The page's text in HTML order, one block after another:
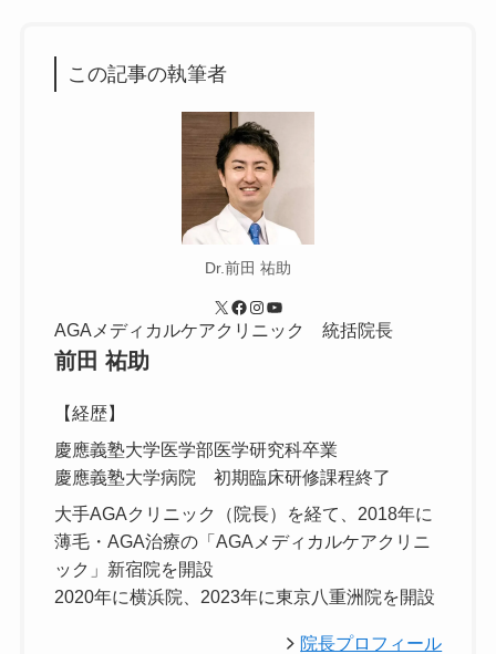
この記事の執筆者
Dr.前田 祐助
X Facebook Instagram YouTube
AGAメディカルケアクリニック 統括院長
前田 祐助
【経歴】
慶應義塾大学医学部医学研究科卒業
慶應義塾大学病院 初期臨床研修課程終了
大手AGAクリニック（院長）を経て、2018年に
薄毛・AGA治療の「AGAメディカルケアクリニ
ック」新宿院を開設
2020年に横浜院、2023年に東京八重洲院を開設
院長プロフィール